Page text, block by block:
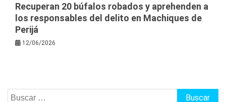
Recuperan 20 búfalos robados y aprehenden a
los responsables del delito en Machiques de
Perijá
12/06/2026
Buscar: